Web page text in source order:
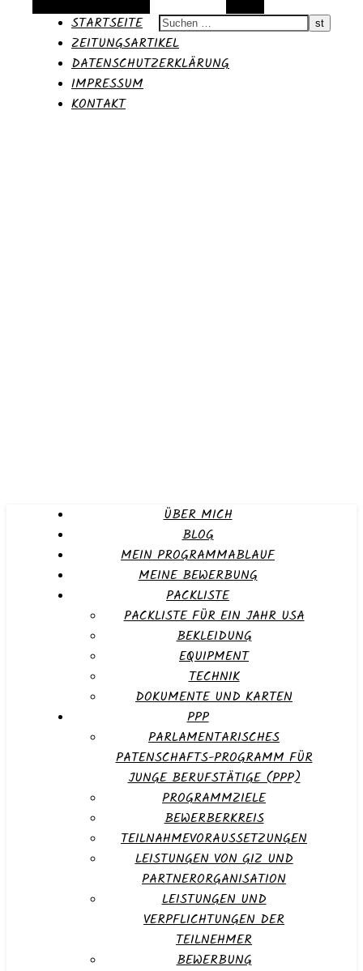
STARTSEITE
ZEITUNGSARTIKEL
DATENSCHUTZERKLÄRUNG
IMPRESSUM
KONTAKT
ÜBER MICH
BLOG
MEIN PROGRAMMABLAUF
MEINE BEWERBUNG
PACKLISTE
PACKLISTE FÜR EIN JAHR USA
BEKLEIDUNG
EQUIPMENT
TECHNIK
DOKUMENTE UND KARTEN
PPP
PARLAMENTARISCHES
PATENSCHAFTS-PROGRAMM FÜR
JUNGE BERUFSTÄTIGE (PPP)
PROGRAMMZIELE
BEWERBERKREIS
TEILNAHMEVORAUSSETZUNGEN
LEISTUNGEN VON GIZ UND
PARTNERORGANISATION
LEISTUNGEN UND
VERPFLICHTUNGEN DER
TEILNEHMER
BEWERBUNG